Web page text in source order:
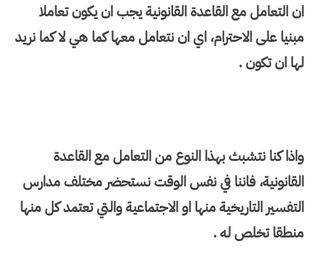
ان التعامل مع القاعدة القانونية يجب ان يكون تعاملا
مبنيا على الاحترام، اي ان نتعامل معها كما هي لا كما نريد
لها ان تكون .
واذا كنا نتشبث بهذا النوع من التعامل مع القاعدة
القانونية، فاننا في نفس الوقت نستحضر مختلف مدارس
التفسير التاريخية منها او الاجتماعية والتي تعتمد كل منها
منطقا تخلص له .